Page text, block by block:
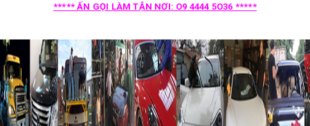
***** ẤN GỌI LÀM TẬN NƠI: O9 4444 5O36 *****